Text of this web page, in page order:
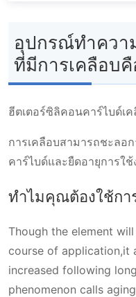
เคลือบคืออะไร?
ทำไมคุณต้องใช้
สีสากลของอิลิเมน
วิดีโอ
ข้อดีของตัวต้านทาน
คาร์บอนชนิด A
อุปกรณ์ทำควา
ที่มีการเคลือบคื
ฮีตเตอร์ซิลิคอนคาร์ไบด์เ
การเคลือบสามารถชะลอ
คาร์ไบด์และยืดอายุการใช้
ทำไมคุณต้องใช้กา
Though the element
course of application,it
increased following
phenomenon calls